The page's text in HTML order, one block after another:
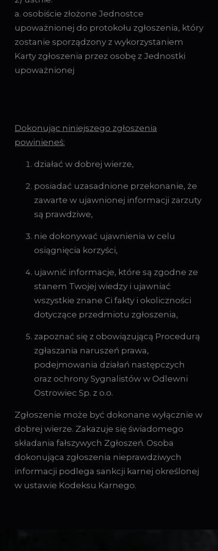
a. osobiście złożone Jednostce
upoważnionej do protokołu zgłoszenia, który
zostanie sporządzony z wykorzystaniem
Karty zgłoszenia przez osobę z Jednostki
upoważnionej
Dokonując niniejszego zgłoszenia
powinieneś:
działać w dobrej wierze,
posiadać uzasadnione przekonanie, że
zawarte w ujawnionej informacji zarzuty
są prawdziwe,
nie dokonywać ujawnienia w celu
osiągnięcia korzyści,
ujawnić informacje, które są zgodne ze
stanem Twojej wiedzy i ujawniać
wszystkie znane Ci fakty i okoliczności
dotyczące przedmiotu zgłoszenia,
zapoznać się z obowiązującą Procedurą
zgłaszania naruszeń prawa,
podejmowania działań następczych
oraz ochrony Sygnalistów w Odlewni
Ostrowiec Sp. z o.o.
Zgłoszenie może być dokonane wyłącznie w
dobrej wierze. Zakazuje się świadomego
składania fałszywych Zgłoszeń. Osoba
dokonująca zgłoszenia nieprawdziwych
informacji podlega sankcji karnej określonej
w ustawie Kodeksu Karnego.